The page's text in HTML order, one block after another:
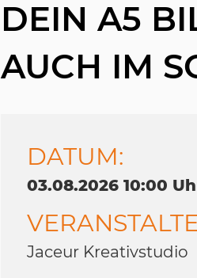
DEIN A5
AUCH IM
DATUM:
03.08.2026 10:00
Jaceur Kreativstudio